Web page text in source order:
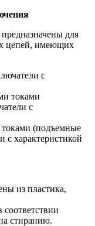
для
цепей, имеющих
с
токами
с
(подъемные
характеристикой
из пластика,
стиранию.